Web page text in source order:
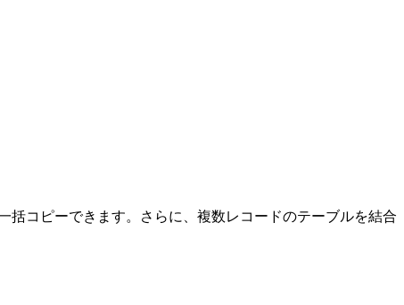
コピーできます。さらに、複数レコードのテーブルを結合